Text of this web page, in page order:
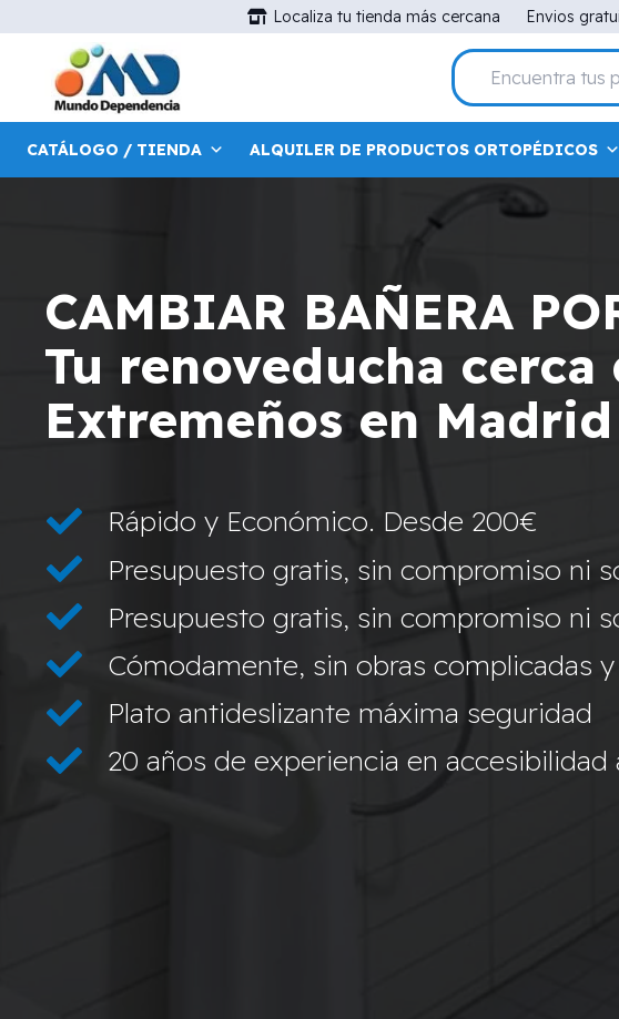
Localiza tu tienda más cercana Envios
CATÁLOGO / TIENDA ALQUILER DE PRODUCTOS ORTOPÉDICOS
CAMBIAR BAÑERA
Tu renoveducha cerca
Extremeños en
Rápido y Económico. Desde 200€
Presupuesto gratis, sin compromiso ni
Presupuesto gratis, sin compromiso ni
Cómodamente, sin obras complicadas
Plato antideslizante máxima seguridad
20 años de experiencia en accesibilidad